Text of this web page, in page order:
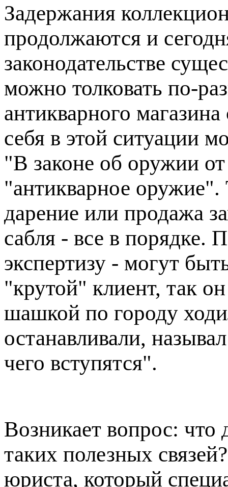
Задержания
продолжаются и
законодательстве
можно толковать по-
антикварного
себя в этой ситуации
"В законе об оружии
"антикварное
дарение или продажа
сабля - все в порядке.
экспертизу - могут
"крутой" клиент, так
шашкой по городу
останавливали,
чего вступятся".
Возникает вопрос:
таких полезных
юриста, который